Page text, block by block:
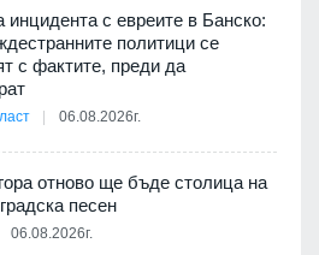
инцидента с евреите в Банско:
политици се
с фактите, преди да
06.08.2026г.
отново ще бъде столица на
песен
06.08.2026г.